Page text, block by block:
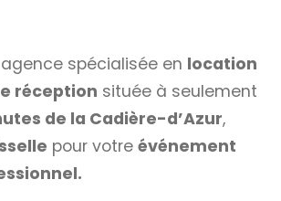
spécialisée en location
réception située à seulement
de la Cadière-d’Azur,
pour votre événement